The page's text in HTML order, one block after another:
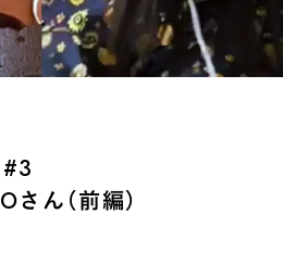
城 栃木 熊本 島根
島 長崎 京都 石川
ん（前編）